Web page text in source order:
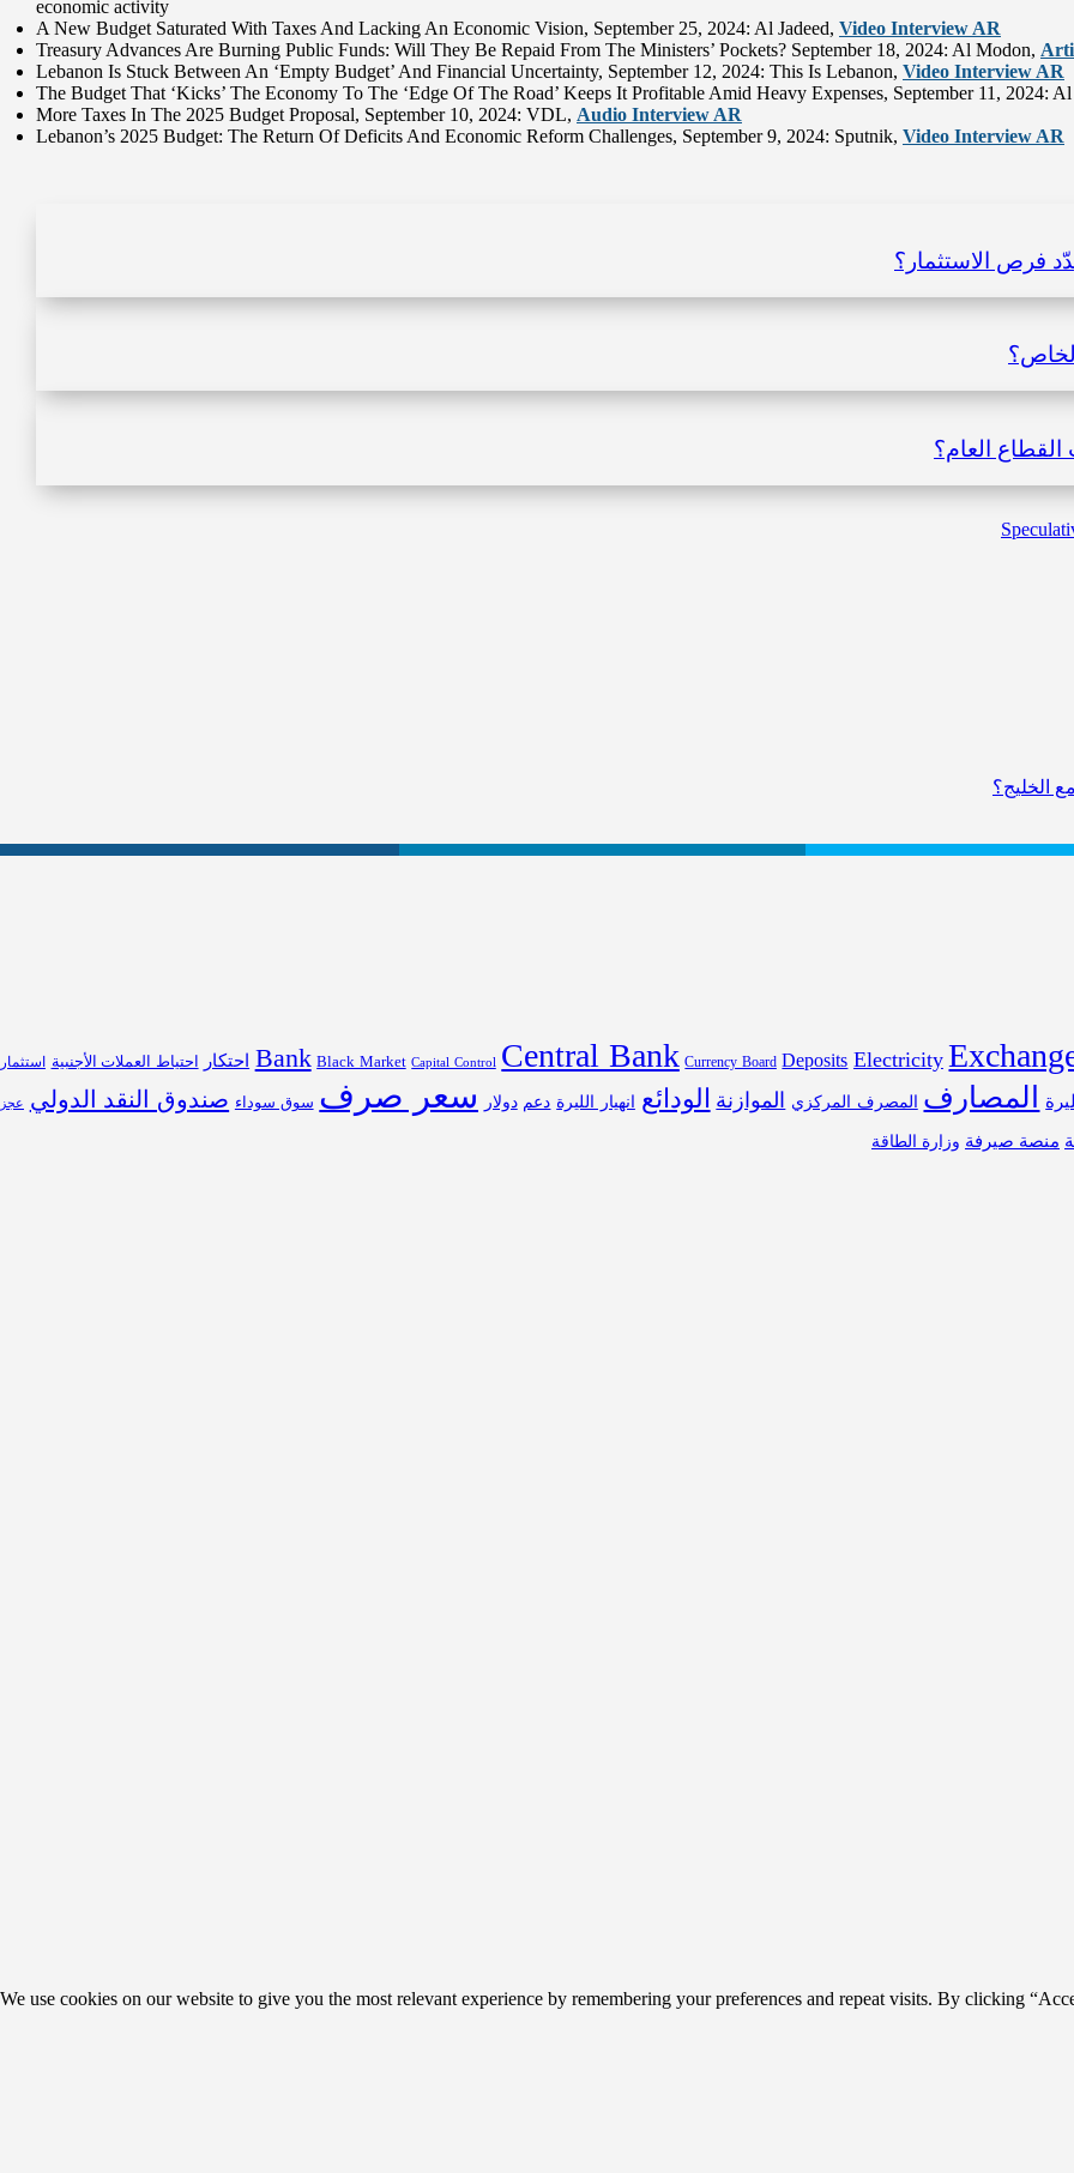
economic activity
A New Budget Saturated With Taxes And Lacking An Economic Vision, September 25, 2024: Al Jadeed, Video Interview AR
Treasury Advances Are Burning Public Funds: Will They Be Repaid From The Ministers’ Pockets? September 18, 2024: Al Modon,
Lebanon Is Stuck Between An ‘Empty Budget’ And Financial Uncertainty, September 12, 2024: This Is Lebanon, Video Interview AR
The Budget That ‘Kicks’ The Economy To The ‘Edge Of The Road’ Keeps It Profitable Amid Heavy Expenses, September 11, 2024:
More Taxes In The 2025 Budget Proposal, September 10, 2024: VDL, Audio Interview AR
Lebanon’s 2025 Budget: The Return Of Deficits And Economic Reform Challenges, September 9, 2024: Sputnik, Video Interview AR
فرص الاستثمار؟
العام؟
الخليج؟
Bank Black Market Capital Control Central Bank Currency Board Deposits Electricity احتكار احتياط العملات الأجنبية استثمار
المصارف المصرف المركزي الموازنة الودائع انهيار الليرة دعم دولار سعر صرف سوق سوداء صندوق النقد الدولي عجز
منصة صيرفة وزارة الطاقة
We use cookies on our website to give you the most relevant experience by remembering your preferences and repeat visits. By clicking